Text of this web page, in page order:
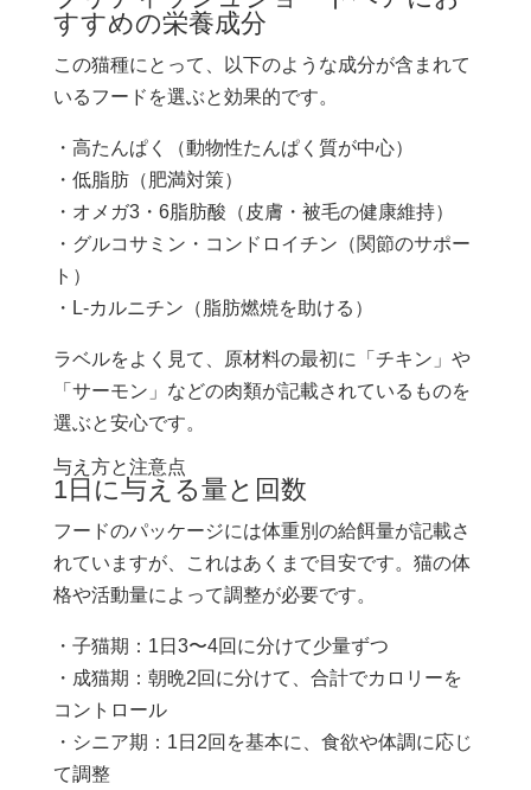
すすめの栄養成分
この猫種にとって、以下のような成分が含まれて
いるフードを選ぶと効果的です。
・高たんぱく（動物性たんぱく質が中心）
・低脂肪（肥満対策）
・オメガ3・6脂肪酸（皮膚・被毛の健康維持）
・グルコサミン・コンドロイチン（関節のサポー
ト）
・L-カルニチン（脂肪燃焼を助ける）
ラベルをよく見て、原材料の最初に「チキン」や
「サーモン」などの肉類が記載されているものを
選ぶと安心です。
与え方と注意点
1日に与える量と回数
フードのパッケージには体重別の給餌量が記載さ
れていますが、これはあくまで目安です。猫の体
格や活動量によって調整が必要です。
・子猫期：1日3〜4回に分けて少量ずつ
・成猫期：朝晩2回に分けて、合計でカロリーを
コントロール
・シニア期：1日2回を基本に、食欲や体調に応じ
て調整